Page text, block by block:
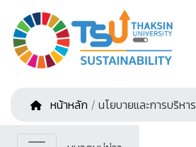
หน้าหลัก / นโยบายและการบริหาร